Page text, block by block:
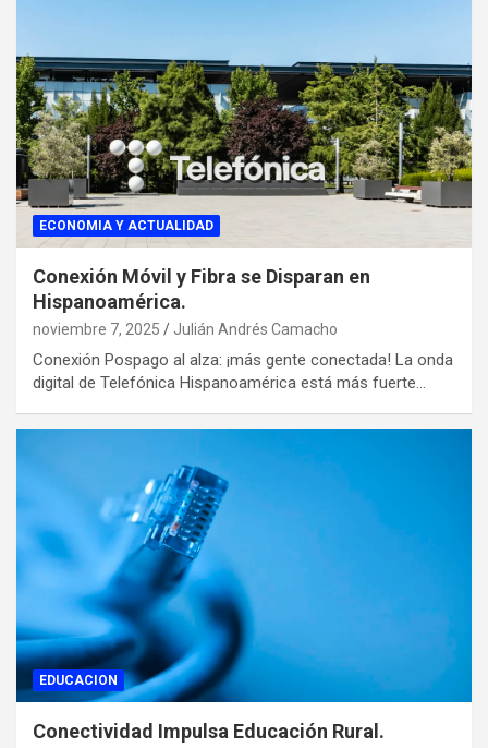
ECONOMIA Y ACTUALIDAD
Conexión Móvil y Fibra se Disparan en
Hispanoamérica.
noviembre 7, 2025 Julián Andrés Camacho
Conexión Pospago al alza: ¡más gente conectada! La onda
digital de Telefónica Hispanoamérica está más fuerte…
EDUCACION
Conectividad Impulsa Educación Rural.